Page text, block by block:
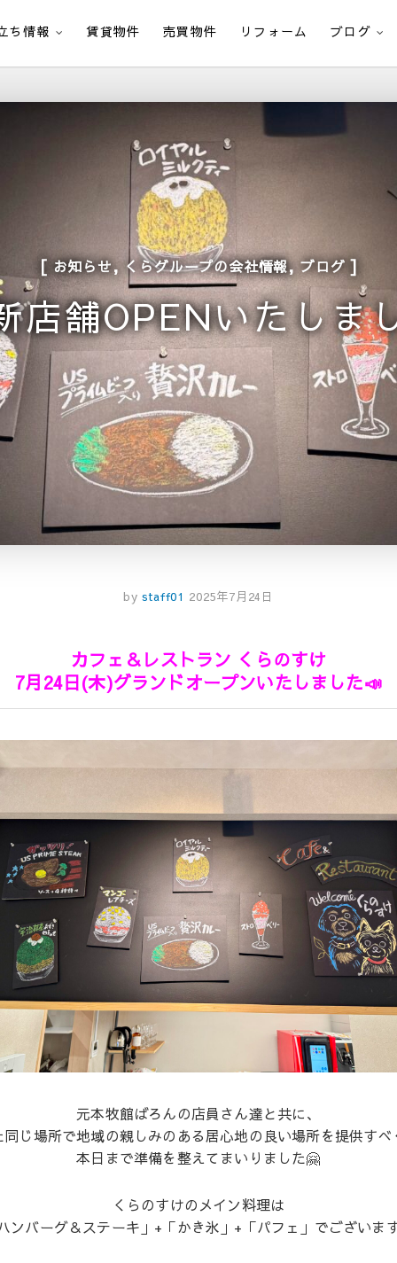
ち情報 賃貸物件 売買物件 リフォーム ブログ
お知らせ,くらグループの会社情報, ブログ
店舗OPENいたしま
by staff01 2025年7月24日
カフェ＆レストラン くらのすけ
7月24日(木)グランドオープンいたしました📣
元本牧館ばろんの店員さん達と共に、
同じ場所で地域の親しみのある居心地の良い場所を提供すべ
本日まで準備を整えてまいりました🤗
くらのすけのメイン料理は
ンバーグ＆ステーキ」+「かき氷」+「パフェ」でございま